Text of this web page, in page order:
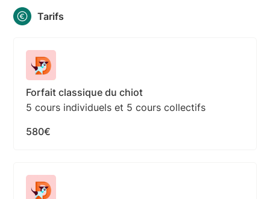
Tarifs
Forfait classique du chiot
5 cours individuels et 5 cours collectifs
580€